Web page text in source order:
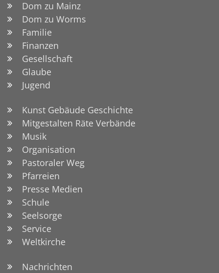
Dom zu Mainz
Dom zu Worms
Familie
Finanzen
Gesellschaft
Glaube
Jugend
Kunst Gebäude Geschichte
Mitgestalten Räte Verbände
Musik
Organisation
Pastoraler Weg
Pfarreien
Presse Medien
Schule
Seelsorge
Service
Weltkirche
Nachrichten